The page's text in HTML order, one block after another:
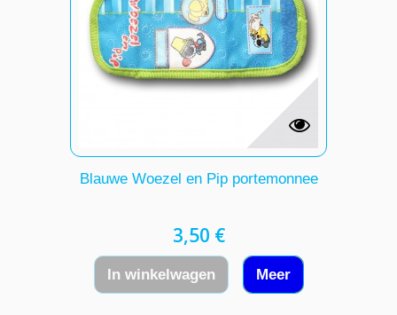
Blauwe Woezel en Pip portemonnee
3,50 €
In winkelwagen Meer